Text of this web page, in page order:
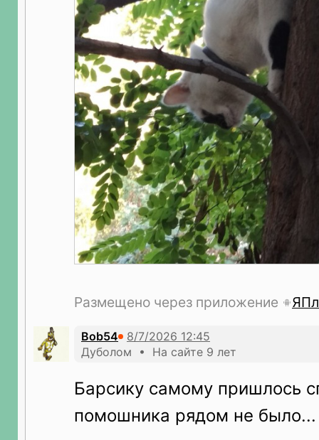
Размещено через приложение
Bob54
Дуболом • На сайте 9 лет
Барсику самому пришлось
помошника рядом не было...